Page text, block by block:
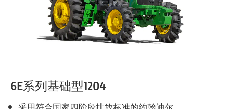
6E系列基础型1204